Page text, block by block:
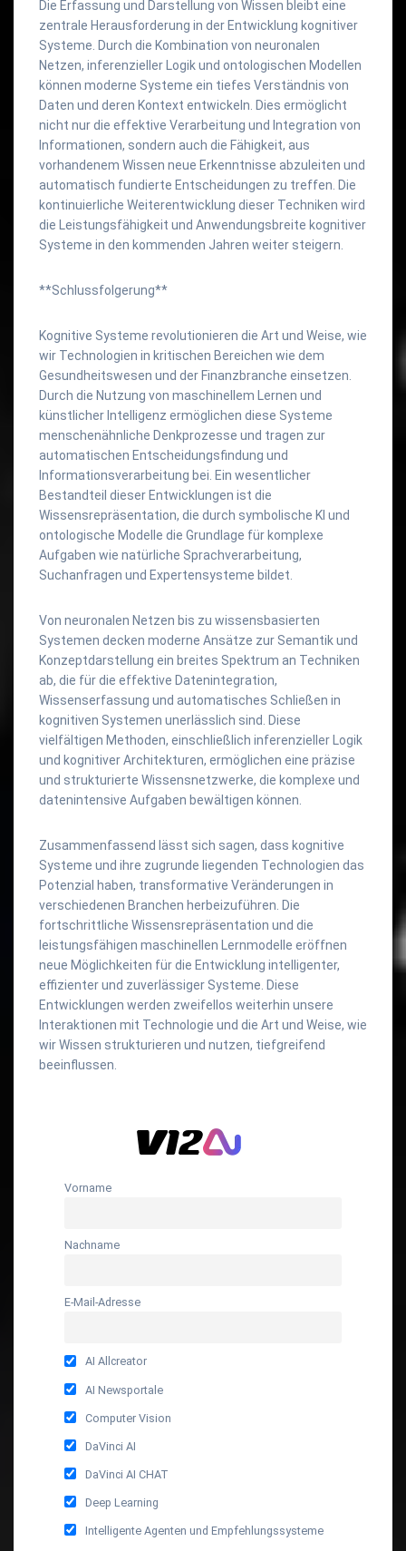
Die Erfassung und Darstellung von Wissen bleibt eine
zentrale Herausforderung in der Entwicklung kognitiver
Systeme. Durch die Kombination von neuronalen
Netzen, inferenzieller Logik und ontologischen Modellen
können moderne Systeme ein tiefes Verständnis von
Daten und deren Kontext entwickeln. Dies ermöglicht
nicht nur die effektive Verarbeitung und Integration von
Informationen, sondern auch die Fähigkeit, aus
vorhandenem Wissen neue Erkenntnisse abzuleiten und
automatisch fundierte Entscheidungen zu treffen. Die
kontinuierliche Weiterentwicklung dieser Techniken wird
die Leistungsfähigkeit und Anwendungsbreite kognitiver
Systeme in den kommenden Jahren weiter steigern.
**Schlussfolgerung**
Kognitive Systeme revolutionieren die Art und Weise, wie
wir Technologien in kritischen Bereichen wie dem
Gesundheitswesen und der Finanzbranche einsetzen.
Durch die Nutzung von maschinellem Lernen und
künstlicher Intelligenz ermöglichen diese Systeme
menschenähnliche Denkprozesse und tragen zur
automatischen Entscheidungsfindung und
Informationsverarbeitung bei. Ein wesentlicher
Bestandteil dieser Entwicklungen ist die
Wissensrepräsentation, die durch symbolische KI und
ontologische Modelle die Grundlage für komplexe
Aufgaben wie natürliche Sprachverarbeitung,
Suchanfragen und Expertensysteme bildet.
Von neuronalen Netzen bis zu wissensbasierten
Systemen decken moderne Ansätze zur Semantik und
Konzeptdarstellung ein breites Spektrum an Techniken
ab, die für die effektive Datenintegration,
Wissenserfassung und automatisches Schließen in
kognitiven Systemen unerlässlich sind. Diese
vielfältigen Methoden, einschließlich inferenzieller Logik
und kognitiver Architekturen, ermöglichen eine präzise
und strukturierte Wissensnetzwerke, die komplexe und
datenintensive Aufgaben bewältigen können.
Zusammenfassend lässt sich sagen, dass kognitive
Systeme und ihre zugrunde liegenden Technologien das
Potenzial haben, transformative Veränderungen in
verschiedenen Branchen herbeizuführen. Die
fortschrittliche Wissensrepräsentation und die
leistungsfähigen maschinellen Lernmodelle eröffnen
neue Möglichkeiten für die Entwicklung intelligenter,
effizienter und zuverlässiger Systeme. Diese
Entwicklungen werden zweifellos weiterhin unsere
Interaktionen mit Technologie und die Art und Weise, wie
wir Wissen strukturieren und nutzen, tiefgreifend
beeinflussen.
Vorname
Nachname
E-Mail-Adresse
AI Allcreator
AI Newsportale
Computer Vision
DaVinci AI
DaVinci AI CHAT
Deep Learning
Intelligente Agenten und Empfehlungssysteme